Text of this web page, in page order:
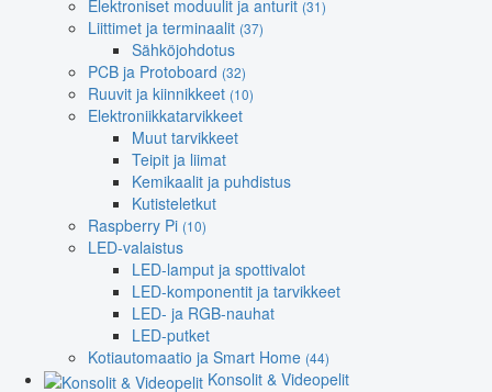
Elektroniset moduulit ja anturit (31)
Liittimet ja terminaalit (37)
Sähköjohdotus
PCB ja Protoboard (32)
Ruuvit ja kiinnikkeet (10)
Elektroniikkatarvikkeet
Muut tarvikkeet
Teipit ja liimat
Kemikaalit ja puhdistus
Kutisteletkut
Raspberry Pi (10)
LED-valaistus
LED-lamput ja spottivalot
LED-komponentit ja tarvikkeet
LED- ja RGB-nauhat
LED-putket
Kotiautomaatio ja Smart Home (44)
Konsolit & Videopelit